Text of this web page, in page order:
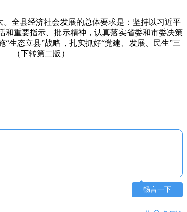
全县经济社会发展的总体要求是：坚持以习近平
和重要指示、批示精神，认真落实省委和市委决策
生态立县”战略，扎实抓好“党建、发展、民生”三
下转第二版）
畅言一下